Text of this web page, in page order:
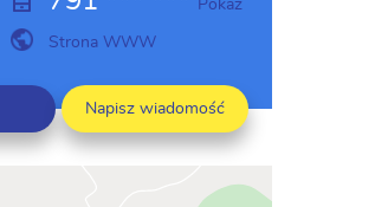
Pokaż
Strona WWW
Napisz wiadomość